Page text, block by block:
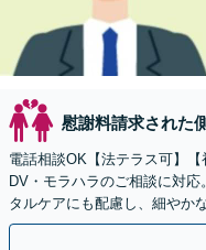
慰謝料請求された
電話相談OK【法テラス可】
DV・モラハラのご相談に対
タルケアにも配慮し、細やか
指します【休日夜間対応】【